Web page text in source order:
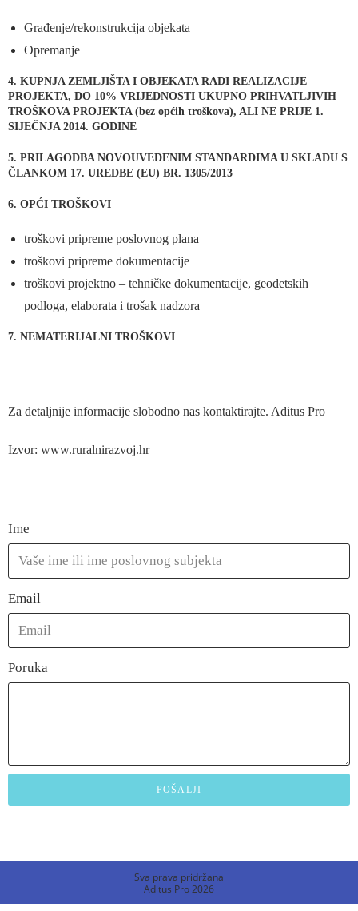
Građenje/rekonstrukcija objekata
Opremanje
4. KUPNJA ZEMLJIŠTA I OBJEKATA RADI REALIZACIJE
PROJEKTA, DO 10% VRIJEDNOSTI UKUPNO PRIHVATLJIVIH
TROŠKOVA PROJEKTA (bez općih troškova), ALI NE PRIJE 1.
SIJEČNJA 2014. GODINE
5. PRILAGODBA NOVOUVEDENIM STANDARDIMA U SKLADU S
ČLANKOM 17. UREDBE (EU) BR. 1305/2013
6. OPĆI TROŠKOVI
troškovi pripreme poslovnog plana
troškovi pripreme dokumentacije
troškovi projektno – tehničke dokumentacije, geodetskih
podloga, elaborata i trošak nadzora
7. NEMATERIJALNI TROŠKOVI
Za detaljnije informacije slobodno nas kontaktirajte. Aditus Pro
Izvor: www.ruralnirazvoj.hr
Ime
Email
Poruka
POŠALJI
Sva prava pridržana
Aditus Pro 2026